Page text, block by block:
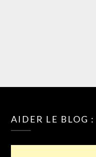
AIDER LE BLOG :